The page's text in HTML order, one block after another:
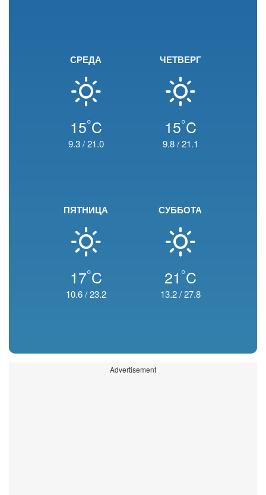
СРЕДА
15°C
9.3/21.0
ЧЕТВЕРГ
15°C
9.8/21.1
ПЯТНИЦА
17°C
10.6/23.2
СУББОТА
21 °C
13.2/27.8
Advertisement